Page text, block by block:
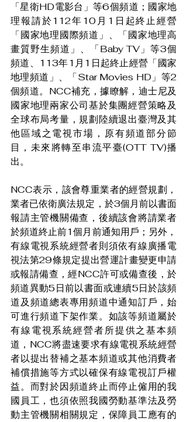
「星衛HD電影台」等6個頻道；國家地
理報請於112年10月1日起終止經營
「國家地理國際頻道」、「國家地理高
畫質野生頻道」、「Baby TV」等3個
頻道、113年1月1日起終止經營「國家
地理頻道」、「Star Movies HD」等2
個頻道。NCC補充，據瞭解，迪士尼及
國家地理兩家公司基於集團經營策略及
全球布局考量，規劃陸續退出臺灣及其
他區域之電視市場，原有頻道部分節
目，未來將轉至串流平臺(OTT TV)播
出。
NCC表示，該會尊重業者的經營規劃，
業者已依衛廣法規定，於3個月前以書面
報請主管機關備查，後續該會將請業者
於頻道終止前1個月前通知用戶；另外，
有線電視系統經營者則須依有線廣播電
視法第29條規定提出營運計畫變更申請
或報請備查，經NCC許可或備查後，於
頻道異動5日前以書面或連續5日於該頻
道及頻道總表專用頻道中通知訂戶，始
可進行頻道下架作業。如該等頻道屬於
有線電視系統經營者所提供之基本頻
道，NCC將盡速要求有線電視系統經營
者以提出替補之基本頻道或其他消費者
補償措施等方式以確保有線電視訂戶權
益。而對於因頻道終止而停止僱用的我
國員工，也須依照我國勞動基準法及勞
動主管機關相關規定，保障員工應有的